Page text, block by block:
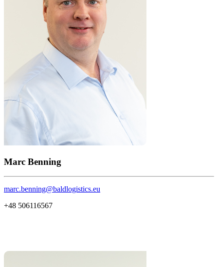
Marc Benning
marc.benning@baldlogistics.eu
+48 506116567